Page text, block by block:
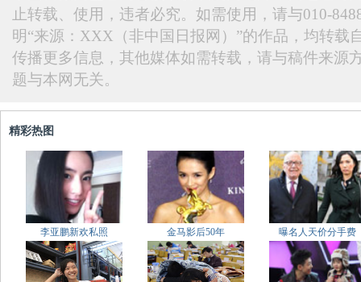
止转载、使用，违者必究。如需使用，请与010-
明“来源：XXX（非中国日报网）”的作品，均转载
传播更多信息，其他媒体如需转载，请与稿件来源
题与本网无关。
精彩热图
李亚鹏新欢私照 金马影后50年 曝名人天价分手费